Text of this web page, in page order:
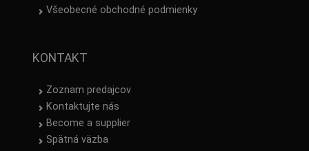
Všeobecné obchodné podmienky
KONTAKT
Zoznam predajcov
Kontaktujte nás
Become a supplier
Spätná väzba